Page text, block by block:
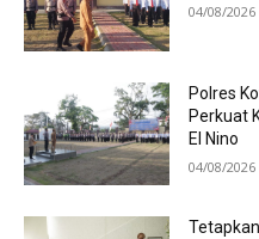
04/08/2026
Polres
Perkuat
El Nino
04/08/2026